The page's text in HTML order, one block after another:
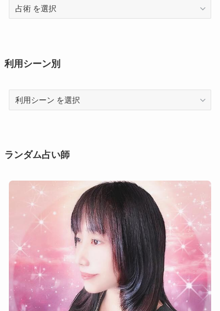
術
利用シーン別
利
用
ン
ランダム占い師